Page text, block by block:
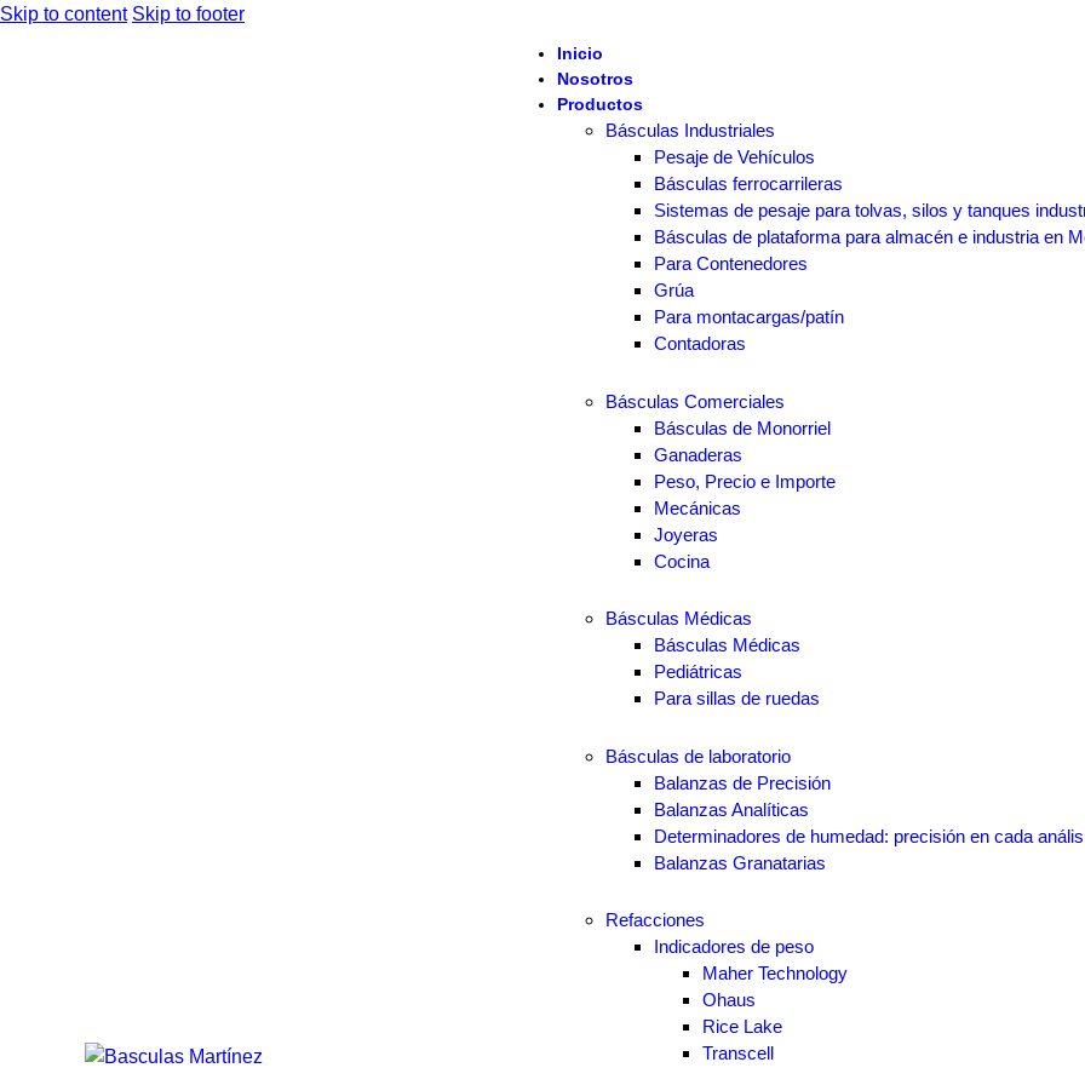
Skip to content Skip to footer
Inicio
Nosotros
Productos
Básculas Industriales
Pesaje de Vehículos
Básculas ferrocarrileras
Sistemas de pesaje para tolvas, silos y tanques
Básculas de plataforma para almacén e industria en
Para Contenedores
Grúa
Para montacargas/patín
Contadoras
Básculas Comerciales
Básculas de Monorriel
Ganaderas
Peso, Precio e Importe
Mecánicas
Joyeras
Cocina
Básculas Médicas
Básculas Médicas
Pediátricas
Para sillas de ruedas
Básculas de laboratorio
Balanzas de Precisión
Balanzas Analíticas
Determinadores de humedad: precisión en cada
Balanzas Granatarias
Refacciones
Indicadores de peso
Maher Technology
Ohaus
Rice Lake
Transcell